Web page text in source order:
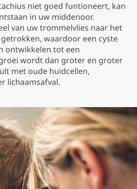
niet goed funtioneert, kan
in uw middenoor.
van uw trommelvlies naar het
waardoor een cyste
ontwikkelen tot een
wordt dan groter en groter
met oude huidcellen,
lichaamsafval.